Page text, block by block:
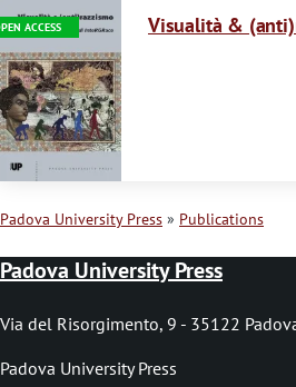
m
e
s
s
a
g
e
ACCESS
Immagine Visualità &
B
r
e
a
Padova University Press Publications
Padova University Press
Via del Risorgimento, 9 - 35122
Padova University Press